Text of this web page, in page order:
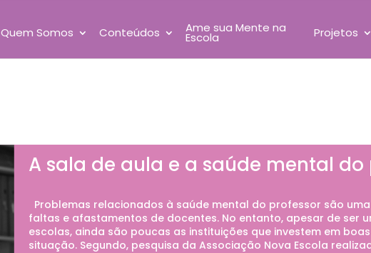
Quem Somos Conteúdos Ame sua Mente na
Escola Projetos
A sala de aula e a saúde mental do
Problemas relacionados à saúde mental do professor são
faltas e afastamentos de docentes. No entanto, apesar de ser
escolas, ainda são poucas as instituições que investem em
situação. Segundo, pesquisa da Associação Nova Escola